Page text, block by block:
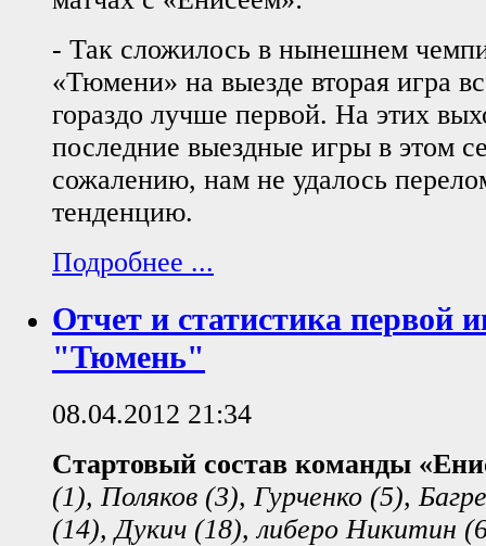
- Так сложилось в нынешнем
«Тюмени» на выезде вторая игра
гораздо лучше первой. На этих
последние выездные игры в этом
сожалению, нам не удалось
тенденцию.
Подробнее ...
Отчет и статистика первой
"Тюмень"
08.04.2012 21:34
Стартовый состав команды
(1), Поляков (3), Гурченко (5),
(14), Дукич (18), либеро Никитин